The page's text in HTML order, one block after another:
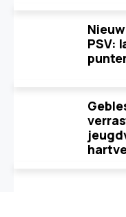
PSV: